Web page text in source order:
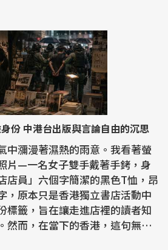
份 中港台出版與言論自由的沉思
中瀰漫著濕熱的雨意。我看著螢
片—一名女子雙手戴著手銬，身
店員」六個字簡潔的黑色T恤，昂
，原本只是香港獨立書店活動中
標籤，旨在讓走進店裡的讀者知
然而，在當下的香港，這句無聲